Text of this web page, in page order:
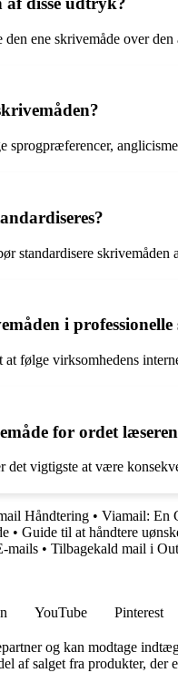
ene skrivemåde over
sprogpræferencer,
standardisere
i professionelle
at følge virksomhedens
for ordet
det vigtigste at være
Håndtering • Viamail: En
• Guide til at håndtere
mails • Tilbagekald mail i
YouTube Pinterest
og kan modtage
af salget fra produkter, der